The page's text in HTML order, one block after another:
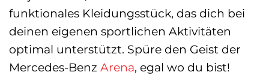
funktionales Kleidungsstück, das dich bei
deinen eigenen sportlichen Aktivitäten
optimal unterstützt. Spüre den Geist der
Mercedes-Benz Arena, egal wo du bist!